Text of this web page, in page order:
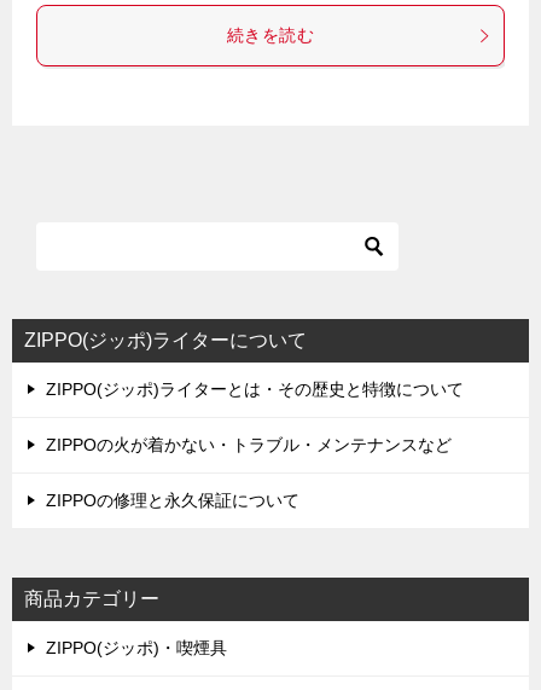
続きを読む
ZIPPO(ジッポ)ライターについて
ZIPPO(ジッポ)ライターとは・その歴史と特徴について
ZIPPOの火が着かない・トラブル・メンテナンスなど
ZIPPOの修理と永久保証について
商品カテゴリー
ZIPPO(ジッポ)・喫煙具